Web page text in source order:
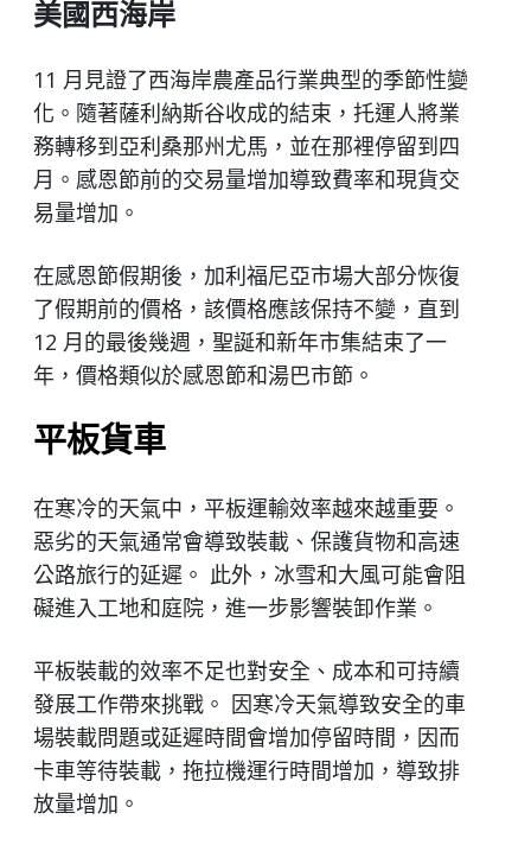
美國西海岸
11 月見證了西海岸農產品行業典型的季節性變
化。隨著薩利納斯谷收成的結束，托運人將業
務轉移到亞利桑那州尤馬，並在那裡停留到四
月。感恩節前的交易量增加導致費率和現貨交
易量增加。
在感恩節假期後，加利福尼亞市場大部分恢復
了假期前的價格，該價格應該保持不變，直到
12 月的最後幾週，聖誕和新年市集結束了一
年，價格類似於感恩節和湯巴市節。
平板貨車
在寒冷的天氣中，平板運輸效率越來越重要。
惡劣的天氣通常會導致裝載、保護貨物和高速
公路旅行的延遲。 此外，冰雪和大風可能會阻
礙進入工地和庭院，進一步影響裝卸作業。
平板裝載的效率不足也對安全、成本和可持續
發展工作帶來挑戰。 因寒冷天氣導致安全的車
場裝載問題或延遲時間會增加停留時間，因而
卡車等待裝載，拖拉機運行時間增加，導致排
放量增加。